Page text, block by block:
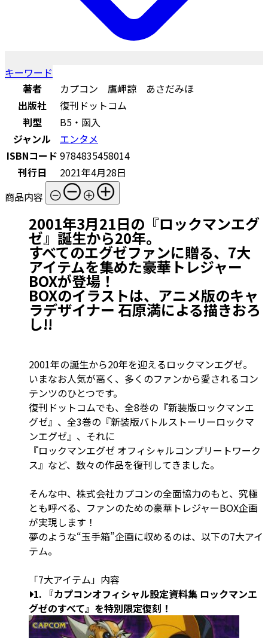
キーワード
著者
カプコン 鷹岬諒 あさだみほ
出版社
復刊ドットコム
判型
B5・函入
ジャンル
エンタメ
ISBNコード 9784835458014
刊行日
2021年4月28日
商品内容
2001年3月21日の『ロックマンエグ
ゼ』誕生から20年。
すべてのエグゼファンに贈る、7大
アイテムを集めた豪華トレジャー
BOXが登場！
BOXのイラストは、アニメ版のキャ
ラデザイナー 石原満による描きおろ
し!!
2001年の誕生から20年を迎えるロックマンエグゼ。
いまなお人気が高く、多くのファンから愛されるコン
テンツのひとつです。
復刊ドットコムでも、全8巻の『新装版ロックマンエ
グゼ』、全3巻の『新装版バトルストーリーロックマ
ンエグゼ』、それに
『ロックマンエグゼ オフィシャルコンプリートワーク
ス』など、数々の作品を復刊してきました。
そんな中、株式会社カプコンの全面協力のもと、究極
とも呼べる、ファンのための豪華トレジャーBOX企画
が実現します！
夢のような“玉手箱”企画に収めるのは、以下の7大アイ
テム。
「7大アイテム」内容
1. 『カプコンオフィシャル設定資料集 ロックマンエ
グゼのすべて』を特別限定復刻！